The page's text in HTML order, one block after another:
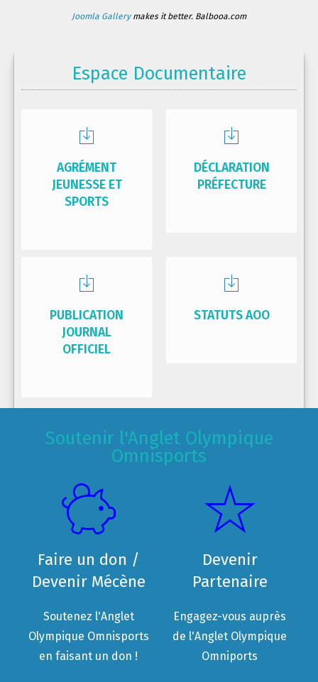
Joomla Gallerymakes it better. Balbooa.com
Espace Documentaire
AGRÉMENT
JEUNESSE ET
SPORTS
DÉCLARATION
PRÉFECTURE
PUBLICATION
JOURNAL
OFFICIEL
STATUTS AOO
Soutenir l'Anglet Olympique
Omnisports
Faire un don /
Devenir Mécène
Soutenez l'Anglet
Olympique Omnisports
en faisant un don !
Devenir
Partenaire
Engagez-vous auprès
de l'Anglet Olympique
Omniports